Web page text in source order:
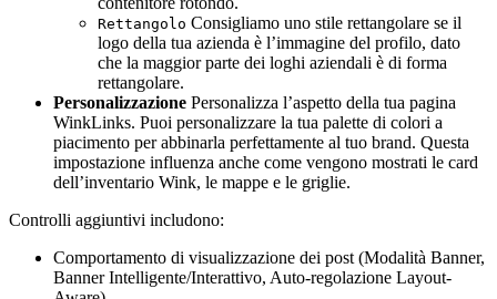
Rettangolo Consigliamo uno stile rettangolare se il
logo della tua azienda è l’immagine del profilo, dato
che la maggior parte dei loghi aziendali è di forma
rettangolare.
Personalizzazione Personalizza l’aspetto della tua pagina
WinkLinks. Puoi personalizzare la tua palette di colori a
piacimento per abbinarla perfettamente al tuo brand. Questa
impostazione influenza anche come vengono mostrati le card
dell’inventario Wink, le mappe e le griglie.
Controlli aggiuntivi includono:
Comportamento di visualizzazione dei post (Modalità Banner,
Banner Intelligente/Interattivo, Auto-regolazione Layout-